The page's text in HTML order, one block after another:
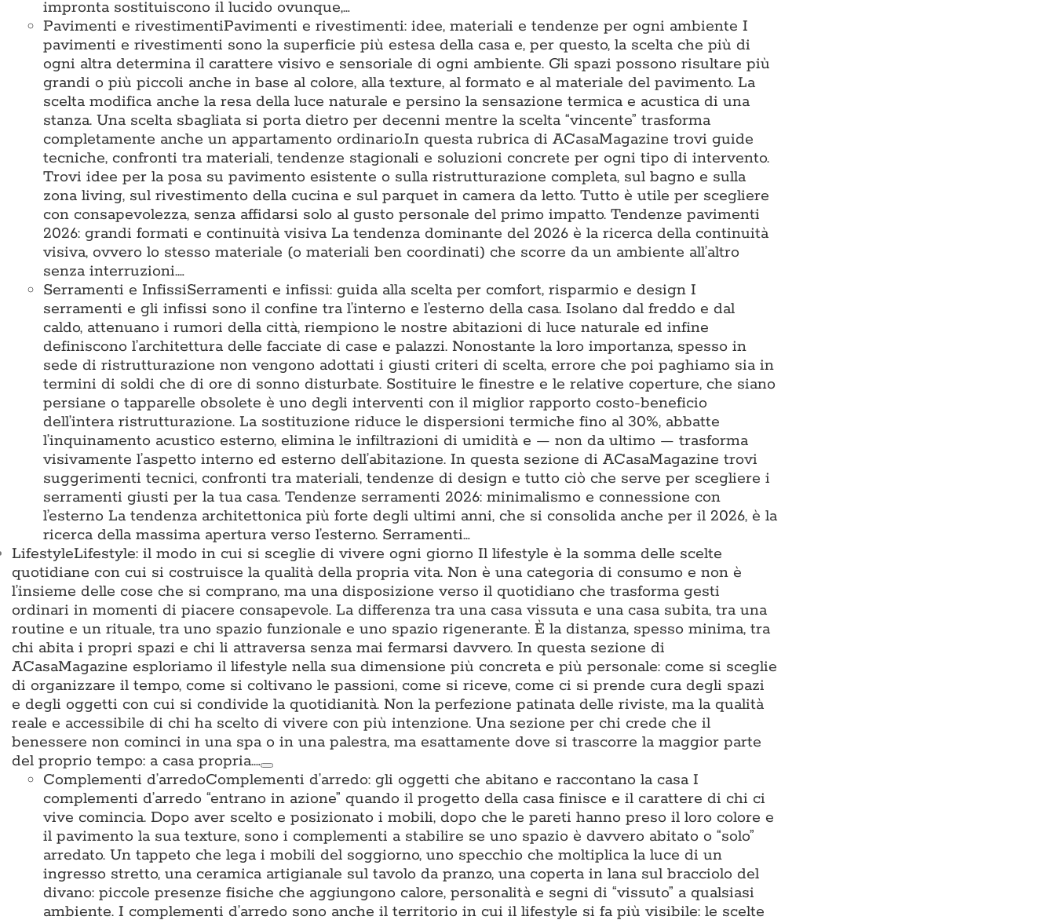
impronta sostituiscono il lucido ovunque,…
Pavimenti e rivestimentiPavimenti e rivestimenti: idee, materiali e tendenze per ogni ambiente I
pavimenti e rivestimenti sono la superficie più estesa della casa e, per questo, la scelta che più di
ogni altra determina il carattere visivo e sensoriale di ogni ambiente. Gli spazi possono risultare più
grandi o più piccoli anche in base al colore, alla texture, al formato e al materiale del pavimento. La
scelta modifica anche la resa della luce naturale e persino la sensazione termica e acustica di una
stanza. Una scelta sbagliata si porta dietro per decenni mentre la scelta “vincente” trasforma
completamente anche un appartamento ordinario.In questa rubrica di ACasaMagazine trovi guide
tecniche, confronti tra materiali, tendenze stagionali e soluzioni concrete per ogni tipo di intervento.
Trovi idee per la posa su pavimento esistente o sulla ristrutturazione completa, sul bagno e sulla
zona living, sul rivestimento della cucina e sul parquet in camera da letto. Tutto è utile per scegliere
con consapevolezza, senza affidarsi solo al gusto personale del primo impatto. Tendenze pavimenti
2026: grandi formati e continuità visiva La tendenza dominante del 2026 è la ricerca della continuità
visiva, ovvero lo stesso materiale (o materiali ben coordinati) che scorre da un ambiente all’altro
senza interruzioni.…
Serramenti e InfissiSerramenti e infissi: guida alla scelta per comfort, risparmio e design I
serramenti e gli infissi sono il confine tra l’interno e l’esterno della casa. Isolano dal freddo e dal
caldo, attenuano i rumori della città, riempiono le nostre abitazioni di luce naturale ed infine
definiscono l’architettura delle facciate di case e palazzi. Nonostante la loro importanza, spesso in
sede di ristrutturazione non vengono adottati i giusti criteri di scelta, errore che poi paghiamo sia in
termini di soldi che di ore di sonno disturbate. Sostituire le finestre e le relative coperture, che siano
persiane o tapparelle obsolete è uno degli interventi con il miglior rapporto costo-beneficio
dell’intera ristrutturazione. La sostituzione riduce le dispersioni termiche fino al 30%, abbatte
l’inquinamento acustico esterno, elimina le infiltrazioni di umidità e — non da ultimo — trasforma
visivamente l’aspetto interno ed esterno dell’abitazione. In questa sezione di ACasaMagazine trovi
suggerimenti tecnici, confronti tra materiali, tendenze di design e tutto ciò che serve per scegliere i
serramenti giusti per la tua casa. Tendenze serramenti 2026: minimalismo e connessione con
l’esterno La tendenza architettonica più forte degli ultimi anni, che si consolida anche per il 2026, è la
ricerca della massima apertura verso l’esterno. Serramenti…
LifestyleLifestyle: il modo in cui si sceglie di vivere ogni giorno Il lifestyle è la somma delle scelte
quotidiane con cui si costruisce la qualità della propria vita. Non è una categoria di consumo e non è
l’insieme delle cose che si comprano, ma una disposizione verso il quotidiano che trasforma gesti
ordinari in momenti di piacere consapevole. La differenza tra una casa vissuta e una casa subita, tra una
routine e un rituale, tra uno spazio funzionale e uno spazio rigenerante. È la distanza, spesso minima, tra
chi abita i propri spazi e chi li attraversa senza mai fermarsi davvero. In questa sezione di
ACasaMagazine esploriamo il lifestyle nella sua dimensione più concreta e più personale: come si sceglie
di organizzare il tempo, come si coltivano le passioni, come si riceve, come ci si prende cura degli spazi
e degli oggetti con cui si condivide la quotidianità. Non la perfezione patinata delle riviste, ma la qualità
reale e accessibile di chi ha scelto di vivere con più intenzione. Una sezione per chi crede che il
benessere non cominci in una spa o in una palestra, ma esattamente dove si trascorre la maggior parte
del proprio tempo: a casa propria.…
Complementi d’arredoComplementi d’arredo: gli oggetti che abitano e raccontano la casa I
complementi d’arredo “entrano in azione” quando il progetto della casa finisce e il carattere di chi ci
vive comincia. Dopo aver scelto e posizionato i mobili, dopo che le pareti hanno preso il loro colore e
il pavimento la sua texture, sono i complementi a stabilire se uno spazio è davvero abitato o “solo”
arredato. Un tappeto che lega i mobili del soggiorno, uno specchio che moltiplica la luce di un
ingresso stretto, una ceramica artigianale sul tavolo da pranzo, una coperta in lana sul bracciolo del
divano: piccole presenze fisiche che aggiungono calore, personalità e segni di “vissuto” a qualsiasi
ambiente. I complementi d’arredo sono anche il territorio in cui il lifestyle si fa più visibile: le scelte